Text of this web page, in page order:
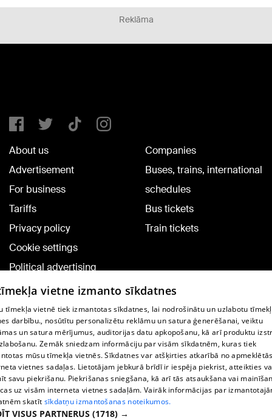
Reklāma
About us
Advertisement
For business
Tariffs
Privacy policy
Cookie settings
Political advertising
Cookie policy
Commenting terms
Companies
Buses, trains, international
schedules
Bus tickets
Train tickets
TV program
Contract rules
360 Ziņu kontakti
Helio Media
vietne izmanto sīkdatnes
tīmekļa vietnē tiek izmantotas sīkdatnes, lai nodrošinātu un uzlabotu
darbību., nosūtītu personalizētu reklāmu un satura ģenerēšanai, veiktu
un satura mērījumus, auditorijas datu apkopošanu, kā arī produktu
Zemāk sniedzam informāciju par visām sīkdatnēm, kuras tiek
mūsu tīmekļa vietnēs. Sīkdatnes var atšķirties atkarībā no
vietnes sadaļas. Lietotājam jebkurā brīdī ir iespēja piekrist, atteikties
savu piekrišanu. Piekrišanas sniegšana, kā arī tās atsaukšana vai
uz visām interneta vietnes sadaļām. Vairāk informācijas par
skatīt sīkdatņu izmantošanas noteikumos.
VISUS PARTNERUS (1718) →